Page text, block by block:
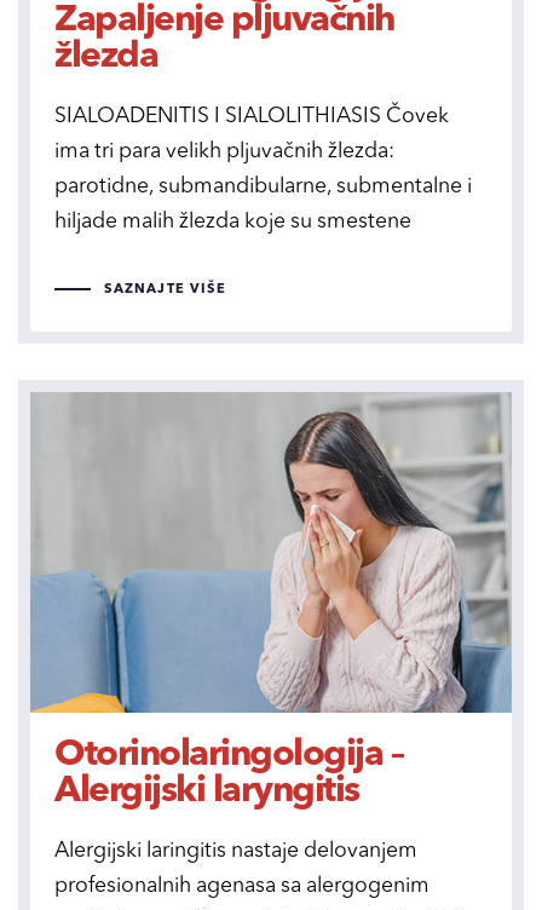
Zapaljenje pljuvačnih
žlezda
SIALOADENITIS I SIALOLITHIASIS Čovek
ima tri para velikh pljuvačnih žlezda:
parotidne, submandibularne, submentalne i
hiljade malih žlezda koje su smestene
SAZNAJTE VIŠE
Otorinolaringologija –
Alergijski laryngitis
Alergijski laringitis nastaje delovanjem
profesionalnih agenasa sa alergogenim